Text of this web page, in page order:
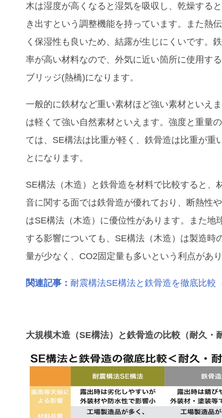
木は湿度が高くなると湿気を吸収し、乾燥する
き出すという調整機能を持っています。また熱
く保湿性も良いため、結露が生じにくいです。
率が高い材料なので、外気に近い箇所に使用す
ブリッジ(熱橋)になります。
一般的に鉄材など重い素材ほど強い素材といえ
は軽くて強い自然素材といえます。強度と重量
ては、SE構法は比重が軽く、鉄骨造は比重が重
とになります。
SE構法（木造）と鉄骨造を材料で比較すると、
音に関する面では鉄骨造が優れており、断熱性
はSE構法（木造）に優位性があります。また地
する影響についても、SE構法（木造）は製造時
量が少なく、CO2固定量も多いという利点があ
関連記事： 耐震構法SE構法と鉄骨造を徹底比較
大規模木造（SE構法）と鉄骨造の比較（耐久・